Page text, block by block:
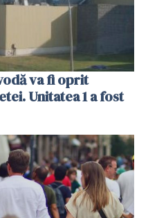
va fi oprit
Unitatea 1 a fost